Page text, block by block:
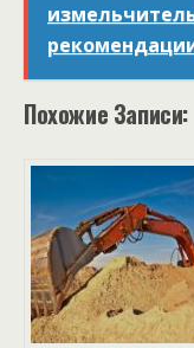
Похожие Записи: